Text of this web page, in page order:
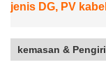
jenis DG, PV
kemasan &